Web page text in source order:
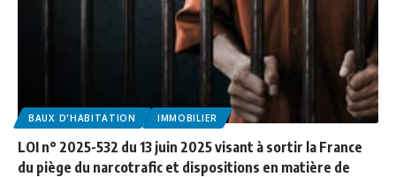
BAUX D'HABITATION IMMOBILIER
LOI n° 2025-532 du 13 juin 2025 visant à sortir la France
du piège du narcotrafic et dispositions en matière de